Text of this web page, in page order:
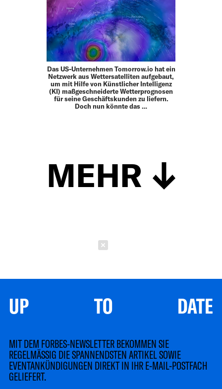
Das US-Unternehmen Tomorrow.io hat ein
Netzwerk aus Wettersatelliten aufgebaut,
um mit Hilfe von Künstlicher Intelligenz
(KI) maßgeschneiderte Wetterprognosen
für seine Geschäftskunden zu liefern.
Doch nun könnte das …
MEHR
UP TO DATE
MIT DEM FORBES-NEWSLETTER BEKOMMEN SIE
REGELMÄSSIG DIE SPANNENDSTEN ARTIKEL SOWIE
EVENTANKÜNDIGUNGEN DIREKT IN IHR E-MAIL-POSTFACH
GELIEFERT.